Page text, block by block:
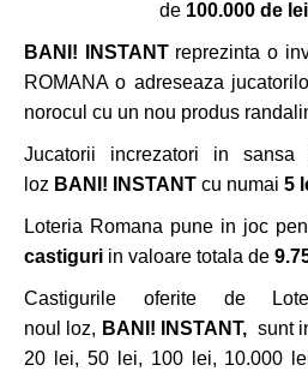
de 100.000 de
BANI! INSTANT reprezinta o
ROMANA o adreseaza
norocul cu un nou produs
Jucatorii increzatori in
loz BANI! INSTANT cu numai 5
Loteria Romana pune in joc
castiguri in valoare totala de
Castigurile oferite de
noul
loz, BANI! INSTANT, sunt
20 lei, 50 lei, 100 lei, 10.000